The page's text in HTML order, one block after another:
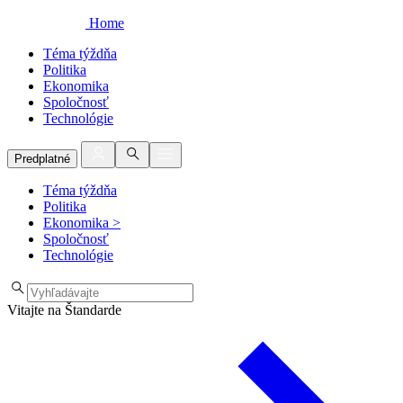
Home
Téma týždňa
Politika
Ekonomika
Spoločnosť
Technológie
Predplatné
Téma týždňa
Politika
Ekonomika >
Spoločnosť
Technológie
Vitajte na Štandarde